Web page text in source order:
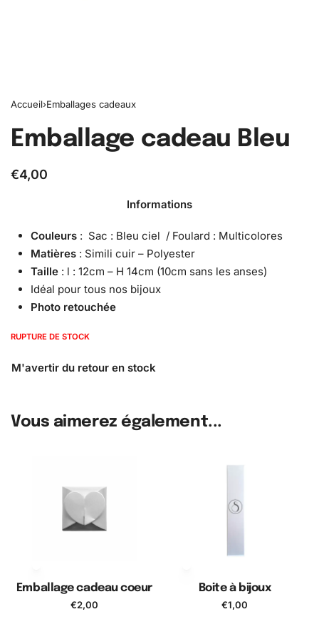
Accueil›Emballages cadeaux
Emballage cadeau Bleu
€4,00
Informations
Couleurs : Sac : Bleu ciel / Foulard : Multicolores
Matières : Simili cuir – Polyester
Taille : l : 12cm – H 14cm (10cm sans les anses)
Idéal pour tous nos bijoux
Photo retouchée
RUPTURE DE STOCK
Vous aimerez également...
Emballage cadeau coeur
€2,00
Boite à bijoux
€1,00